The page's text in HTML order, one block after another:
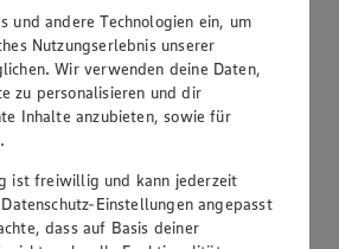
3 allfrisch/preisgut Märkte in Enger
und andere Technologien ein, um
Nutzungserlebnis unserer
Wir verwenden deine Daten,
zu personalisieren und dir
Inhalte anzubieten, sowie für
ist freiwillig und kann jederzeit
Einstellungen angepasst
dass auf Basis deiner